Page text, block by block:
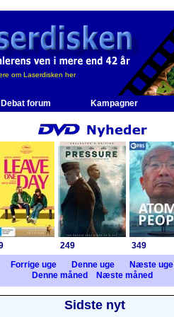
Debat forum Kampagner
om Laserdisken her
249
349
Forrige uge
Denne uge
Næste uge
Denne måned
Næste måned
Sidste nyt